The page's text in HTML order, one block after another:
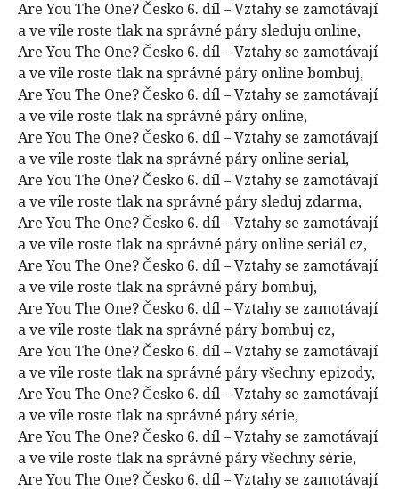
Are You The One? Česko 6. díl – Vztahy se zamotávají
a ve vile roste tlak na správné páry sleduju online,
Are You The One? Česko 6. díl – Vztahy se zamotávají
a ve vile roste tlak na správné páry online bombuj,
Are You The One? Česko 6. díl – Vztahy se zamotávají
a ve vile roste tlak na správné páry online,
Are You The One? Česko 6. díl – Vztahy se zamotávají
a ve vile roste tlak na správné páry online serial,
Are You The One? Česko 6. díl – Vztahy se zamotávají
a ve vile roste tlak na správné páry sleduj zdarma,
Are You The One? Česko 6. díl – Vztahy se zamotávají
a ve vile roste tlak na správné páry online seriál cz,
Are You The One? Česko 6. díl – Vztahy se zamotávají
a ve vile roste tlak na správné páry bombuj,
Are You The One? Česko 6. díl – Vztahy se zamotávají
a ve vile roste tlak na správné páry bombuj cz,
Are You The One? Česko 6. díl – Vztahy se zamotávají
a ve vile roste tlak na správné páry všechny epizody,
Are You The One? Česko 6. díl – Vztahy se zamotávají
a ve vile roste tlak na správné páry série,
Are You The One? Česko 6. díl – Vztahy se zamotávají
a ve vile roste tlak na správné páry všechny série,
Are You The One? Česko 6. díl – Vztahy se zamotávají